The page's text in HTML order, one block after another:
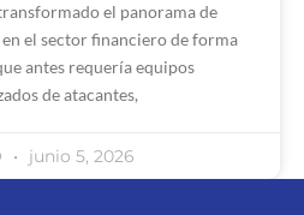
el panorama de
el sector financiero de forma
antes requería equipos
de atacantes,
junio 5, 2026